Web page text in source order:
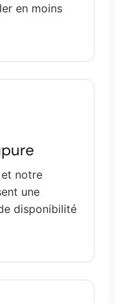
en moins
notre
une
disponibilité